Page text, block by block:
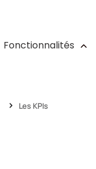
Fonctionnalités
Les KPIs